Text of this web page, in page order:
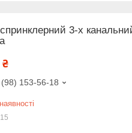
3-х
₴
153-56-18